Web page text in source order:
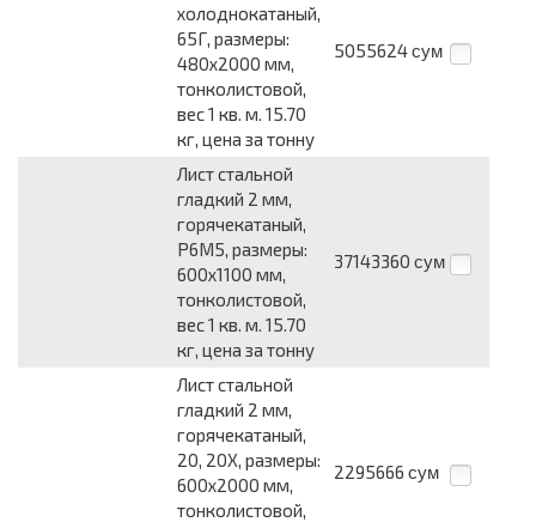
холоднокатаный,
65Г, размеры:
480x2000 мм,
тонколистовой,
вес 1 кв. м. 15.70
кг, цена за тонну
5055624 сум
Лист стальной
гладкий 2 мм,
горячекатаный,
Р6М5, размеры:
600x1100 мм,
тонколистовой,
вес 1 кв. м. 15.70
кг, цена за тонну
37143360 сум
Лист стальной
гладкий 2 мм,
горячекатаный,
20, 20Х, размеры:
600x2000 мм,
тонколистовой,
2295666 сум